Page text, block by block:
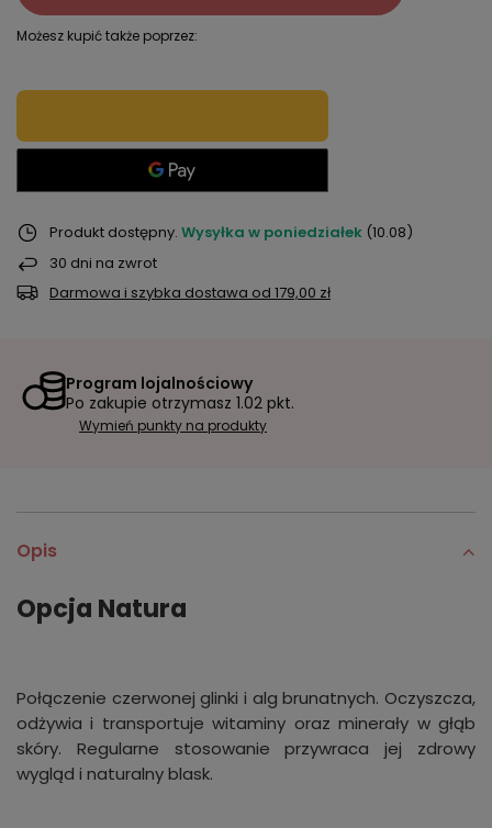
Możesz kupić także poprzez:
Produkt dostępny Wysyłka w poniedziałek (10.08)
30 dni na zwrot
Darmowa i szybka dostawa od 179,00 zł
Program lojalnościowy
Po zakupie otrzymasz 1.02 pkt.
Wymień punkty na produkty
Opis
Opcja Natura
Połączenie czerwonej glinki i alg brunatnych. Oczyszcza,
odżywia i transportuje witaminy oraz minerały w głąb
skóry. Regularne stosowanie przywraca jej zdrowy
wygląd i naturalny blask.